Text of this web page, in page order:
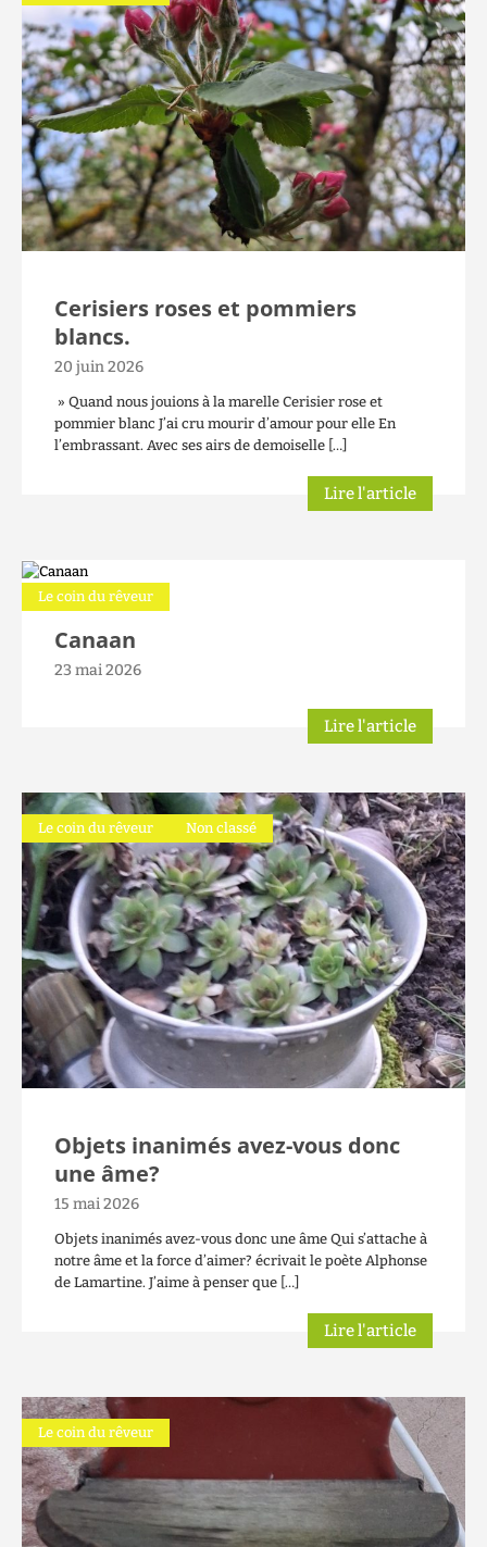
Cerisiers roses et pommiers
blancs.
20 juin 2026
» Quand nous jouions à la marelle Cerisier rose et
pommier blanc J’ai cru mourir d’amour pour elle En
l’embrassant. Avec ses airs de demoiselle […]
Lire l'article
Le coin du rêveur
Canaan
23 mai 2026
Lire l'article
Le coin du rêveur Non classé
Objets inanimés avez-vous donc
une âme?
15 mai 2026
Objets inanimés avez-vous donc une âme Qui s’attache à
notre âme et la force d’aimer? écrivait le poète Alphonse
de Lamartine. J’aime à penser que […]
Lire l'article
Le coin du rêveur